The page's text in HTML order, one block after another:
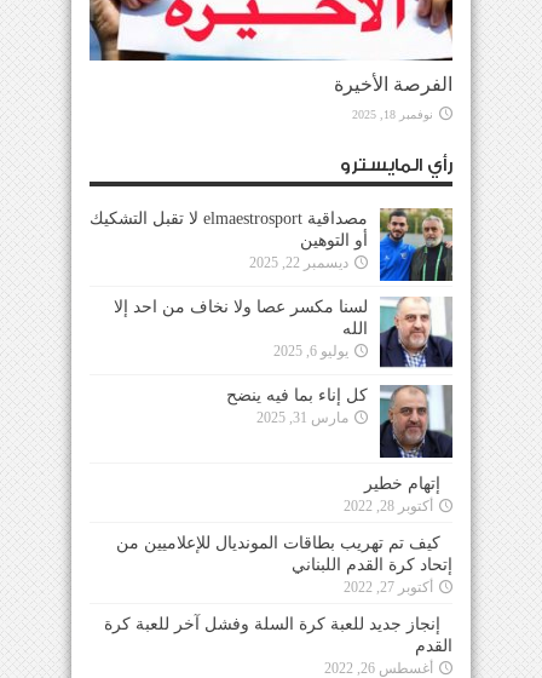
الفرصة الأخيرة
نوفمبر 18, 2025
رأي المايسترو
مصداقية elmaestrosport لا تقبل التشكيك
أو التوهين
ديسمبر 22, 2025
لسنا مكسر عصا ولا نخاف من احد إلا
الله
يوليو 6, 2025
كل إناء بما فيه ينضح
مارس 31, 2025
إتهام خطير
أكتوبر 28, 2022
كيف تم تهريب بطاقات المونديال للإعلاميين من
إتحاد كرة القدم اللبناني
أكتوبر 27, 2022
إنجاز جديد للعبة كرة السلة وفشل آخر للعبة كرة
القدم
أغسطس 26, 2022